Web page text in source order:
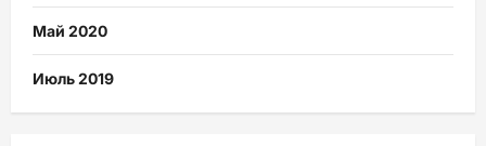
Май 2020
Июль 2019